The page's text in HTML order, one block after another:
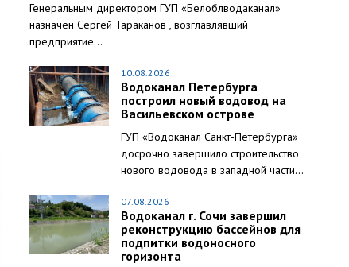
Генеральным директором ГУП «Белоблводаканал»
назначен Сергей Тараканов , возглавлявший
предприятие...
10.08.2026
Водоканал Петербурга
построил новый водовод на
Васильевском острове
ГУП «Водоканал Санкт-Петербурга»
досрочно завершило строительство
нового водовода в западной части...
07.08.2026
Водоканал г. Сочи завершил
реконструкцию бассейнов для
подпитки водоносного
горизонта